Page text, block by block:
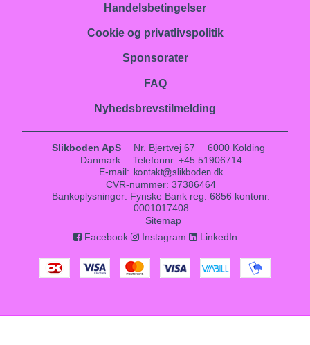
Handelsbetingelser
Cookie og privatlivspolitik
Sponsorater
FAQ
Nyhedsbrevstilmelding
Slikboden ApS Nr. Bjertvej 67
6000 Kolding
Danmark
Telefonnr. :+45 51906714
E-mail:
CVR-nummer: 37386464
Bankoplysninger: Fynske Bank reg. 6856 kontonr.
0001017408
Sitemap
Facebook
Instagram LinkedIn